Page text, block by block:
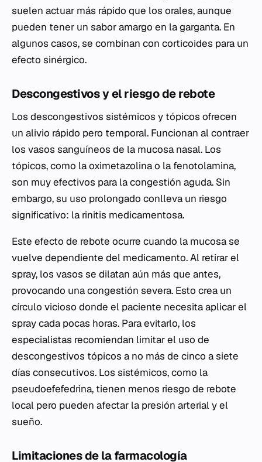
suelen actuar más rápido que los orales, aunque
pueden tener un sabor amargo en la garganta. En
algunos casos, se combinan con corticoides para un
efecto sinérgico.
Descongestivos y el riesgo de rebote
Los descongestivos sistémicos y tópicos ofrecen
un alivio rápido pero temporal. Funcionan al contraer
los vasos sanguíneos de la mucosa nasal. Los
tópicos, como la oximetazolina o la fenotolamina,
son muy efectivos para la congestión aguda. Sin
embargo, su uso prolongado conlleva un riesgo
significativo: la rinitis medicamentosa.
Este efecto de rebote ocurre cuando la mucosa se
vuelve dependiente del medicamento. Al retirar el
spray, los vasos se dilatan aún más que antes,
provocando una congestión severa. Esto crea un
círculo vicioso donde el paciente necesita aplicar el
spray cada pocas horas. Para evitarlo, los
especialistas recomiendan limitar el uso de
descongestivos tópicos a no más de cinco a siete
días consecutivos. Los sistémicos, como la
pseudoefefedrina, tienen menos riesgo de rebote
local pero pueden afectar la presión arterial y el
sueño.
Limitaciones de la farmacología